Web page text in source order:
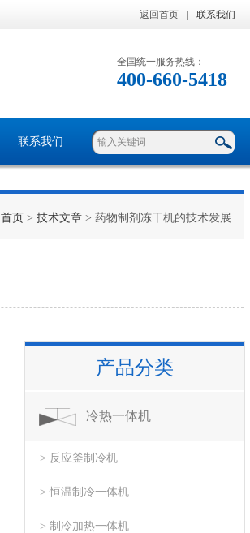
返回首页 联系我们
全国统一服务热线：
400-660-5418
联系我们
首页 > 技术文章 > 药物制剂冻干机的技术发展
产品分类
冷热一体机
> 反应釜制冷机
> 恒温制冷一体机
> 制冷加热一体机